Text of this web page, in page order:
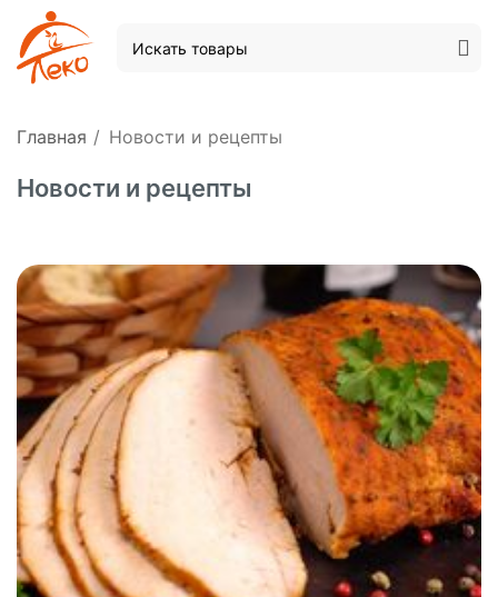
Главная / Новости и рецепты
Новости и рецепты